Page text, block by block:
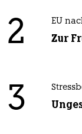
2 EU
Zur
3